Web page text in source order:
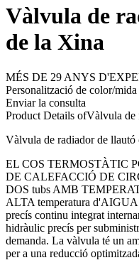
Vàlvula de
de la Xina
MÉS DE 29 ANYS
Personalització de color/
Enviar la consulta
Product Details ofVàlvula de
Vàlvula de radiador de llautó
EL COS TERMOSTÀTIC
DE CALEFACCIÓ DE
DOS tubs AMB
ALTA temperatura
precís continu integrat
hidràulic precís per
demanda. La vàlvula té un
per a una reducció